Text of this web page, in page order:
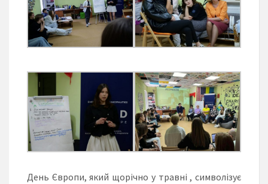
День Європи, який щорічно у травні , символізує